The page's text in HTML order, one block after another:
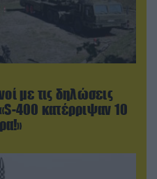
με τις δηλώσεις
400 κατέρριψαν 10